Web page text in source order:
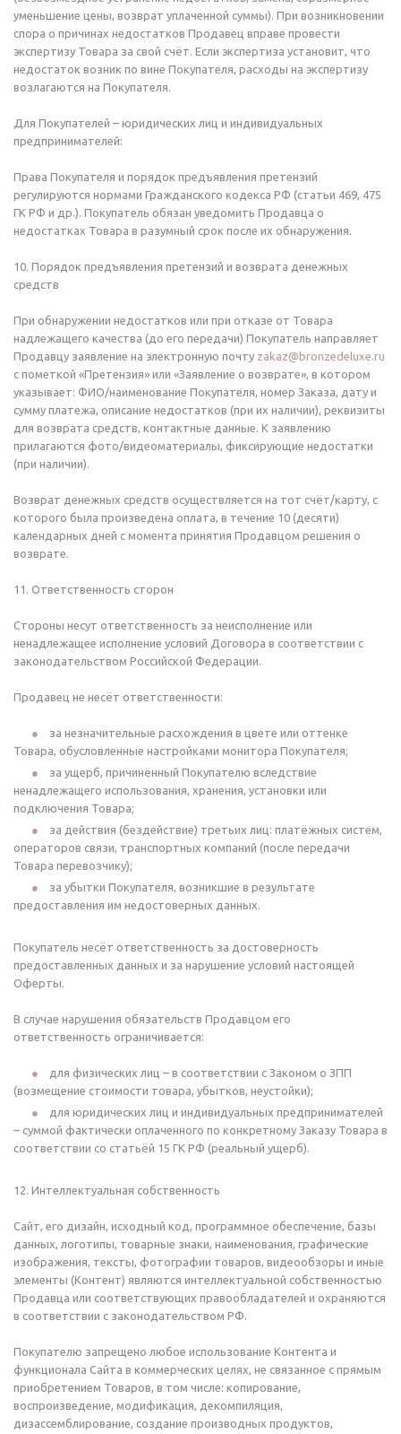
уменьшение цены, возврат уплаченной суммы). При возникновении
спора о причинах недостатков Продавец вправе провести
экспертизу Товара за свой счёт. Если экспертиза установит, что
недостаток возник по вине Покупателя, расходы на экспертизу
возлагаются на Покупателя.
Для Покупателей – юридических лиц и индивидуальных
предпринимателей:
Права Покупателя и порядок предъявления претензий
регулируются нормами Гражданского кодекса РФ (статьи 469, 475
ГК РФ и др.). Покупатель обязан уведомить Продавца о
недостатках Товара в разумный срок после их обнаружения.
10. Порядок предъявления претензий и возврата денежных
средств
При обнаружении недостатков или при отказе от Товара
надлежащего качества (до его передачи) Покупатель направляет
Продавцу заявление на электронную почту zakaz@bronzedeluxe.ru
с пометкой «Претензия» или «Заявление о возврате», в котором
указывает: ФИО/наименование Покупателя, номер Заказа, дату и
сумму платежа, описание недостатков (при их наличии), реквизиты
для возврата средств, контактные данные. К заявлению
прилагаются фото/видеоматериалы, фиксирующие недостатки
(при наличии).
Возврат денежных средств осуществляется на тот счёт/карту, с
которого была произведена оплата, в течение 10 (десяти)
календарных дней с момента принятия Продавцом решения о
возврате.
11. Ответственность сторон
Стороны несут ответственность за неисполнение или
ненадлежащее исполнение условий Договора в соответствии с
законодательством Российской Федерации.
Продавец не несёт ответственности:
за незначительные расхождения в цвете или оттенке
Товара, обусловленные настройками монитора Покупателя;
за ущерб, причинённый Покупателю вследствие
ненадлежащего использования, хранения, установки или
подключения Товара;
за действия (бездействие) третьих лиц: платёжных систем,
операторов связи, транспортных компаний (после передачи
Товара перевозчику);
за убытки Покупателя, возникшие в результате
предоставления им недостоверных данных.
Покупатель несёт ответственность за достоверность
предоставленных данных и за нарушение условий настоящей
Оферты.
В случае нарушения обязательств Продавцом его
ответственность ограничивается:
для физических лиц – в соответствии с Законом о ЗПП
(возмещение стоимости товара, убытков, неустойки);
для юридических лиц и индивидуальных предпринимателей
– суммой фактически оплаченного по конкретному Заказу Товара в
соответствии со статьёй 15 ГК РФ (реальный ущерб).
12. Интеллектуальная собственность
Сайт, его дизайн, исходный код, программное обеспечение, базы
данных, логотипы, товарные знаки, наименования, графические
изображения, тексты, фотографии товаров, видеообзоры и иные
элементы (Контент) являются интеллектуальной собственностью
Продавца или соответствующих правообладателей и охраняются
в соответствии с законодательством РФ.
Покупателю запрещено любое использование Контента и
функционала Сайта в коммерческих целях, не связанное с прямым
приобретением Товаров, в том числе: копирование,
воспроизведение, модификация, декомпиляция,
дизассемблирование, создание производных продуктов,